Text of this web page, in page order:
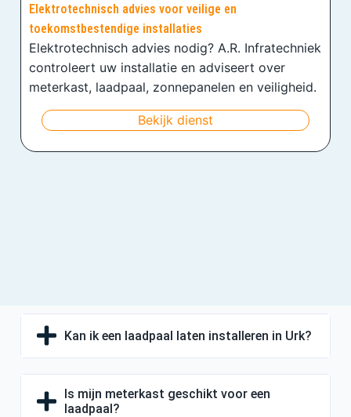
Elektrotechnisch advies voor veilige en
toekomstbestendige installaties
Elektrotechnisch advies nodig? A.R. Infratechniek
controleert uw installatie en adviseert over
meterkast, laadpaal, zonnepanelen en veiligheid.
Bekijk dienst
Kan ik een laadpaal laten installeren in Urk?
Is mijn meterkast geschikt voor een
laadpaal?